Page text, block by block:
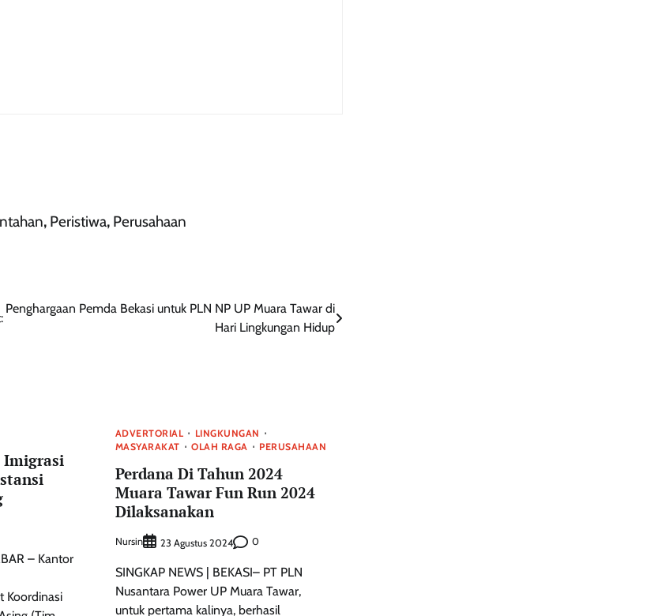
, Peristiwa, Perusahaan
Penghargaan Pemda Bekasi untuk PLN NP UP Muara Tawar di
Hari Lingkungan Hidup
Imigrasi
– Kantor
Koordinasi
ADVERTORIAL
LINGKUNGAN
MASYARAKAT
OLAH RAGA PERUSAHAAN
Perdana Di Tahun 2024
Muara Tawar Fun Run 2024
Dilaksanakan
Nursin 23 Agustus 2024 0
SINGKAP NEWS | BEKASI– PT PLN
Nusantara Power UP Muara Tawar,
untuk pertama kalinya, berhasil